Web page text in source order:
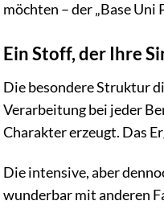
möchten – der „Base
Ein Stoff, der Ihre
Die besondere Struktur
Verarbeitung bei jeder
Charakter erzeugt. Das
Die intensive, aber
wunderbar mit anderen